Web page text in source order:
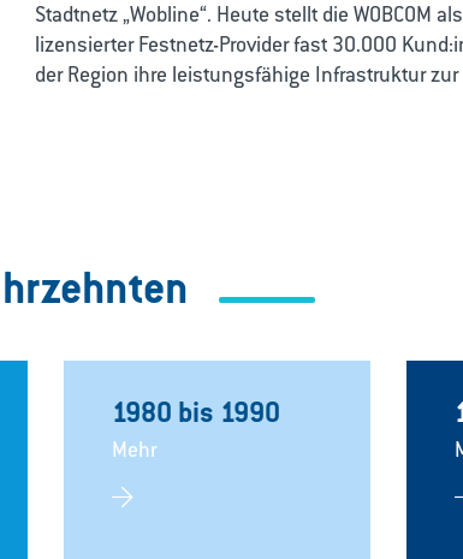
Stadtnetz „Wobline“. Heute stellt die WOBCOM
lizensierter Festnetz-Provider fast 30.000
der Region ihre leistungsfähige Infrastruktur zur
1980 bis 1990
Mehr